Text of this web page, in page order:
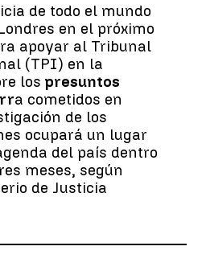
de todo el mundo
en el próximo
apoyar al Tribunal
(TPI) en la
los presuntos
a cometidos en
de los
ocupará un lugar
del país dentro
meses, según
de Justicia